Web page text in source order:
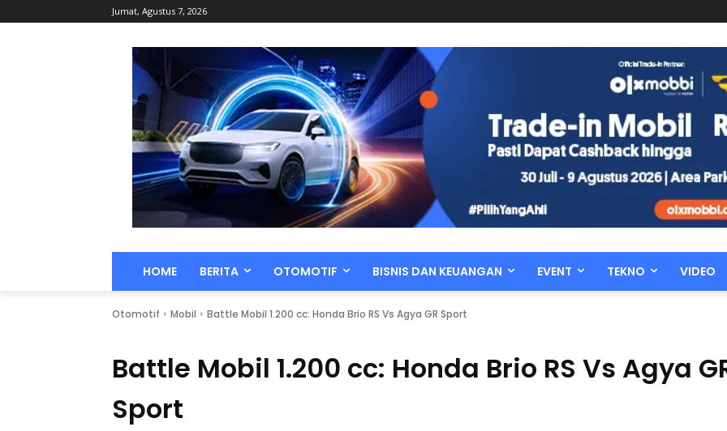
Jumat, Agustus 7, 2026
HOME BERITA OTOMOTIF BISNIS DAN KEUANGAN EVENT TEKNO VIDEO
Otomotif Mobil Battle Mobil 1.200 cc: Honda Brio RS Vs Agya GR Sport
Battle Mobil 1.200 cc: Honda Brio RS Vs Agya
Sport